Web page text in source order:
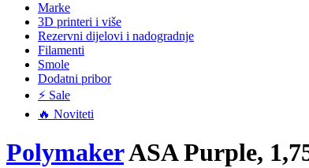
Marke
3D printeri i više
Rezervni dijelovi i nadogradnje
Filamenti
Smole
Dodatni pribor
⚡ Sale
🔥 Noviteti
PolymakerASA Purple,